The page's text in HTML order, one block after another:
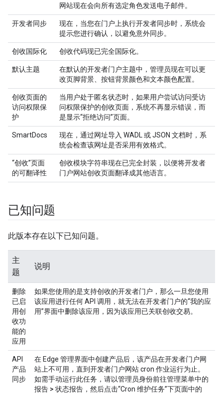
网站现在会向所有选定角色发送电子邮件。
开发者同步
现在，当您在门户上执行开发者同步时，系统会
提示您进行确认，以避免意外同步。
创收国际化 创收代码现已完全国际化。
默认主题
在默认的开发者门户主题中，管理员现在可以更
改页脚背景、按钮背景颜色和文本颜色配置。
创收页面的
访问权限保
护
当用户处于匿名状态时，如果用户尝试访问受访
问权限保护的创收页面，系统不再显示错误，而
是显示“拒绝访问”页面。
SmartDocs
现在，通过网址导入 WADL 或 JSON 文档时，系
统会检查该网址是否采用有效格式。
“创收”页面
的可翻译性
创收模块字符串现在已完全封装，以便将开发者
门户网站创收页面翻译成其他语言。
已知问题
此版本存在以下已知问题。
主
题
说明
删除
已启
用创
收功
能的
应用
如果您使用的是支持创收的开发者门户，那么一旦您使用
该应用进行任何 API 调用，就无法在开发者门户的“我的应
用”界面中删除该应用，因为该应用已关联创收交易。
API
产品
同步
在 Edge 管理界面中创建产品后，该产品在开发者门户网
站上不可用，直到开发者门户网站 cron 作业运行为止。
如需手动运行此任务，请以管理员身份前往管理菜单中的
报告 > 状态报告 ，然后点击“Cron 维护任务”下页面中的